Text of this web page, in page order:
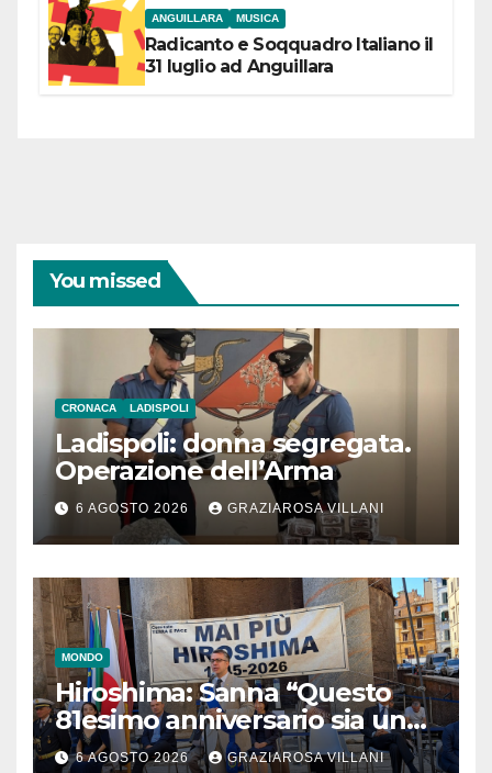
ANGUILLARA MUSICA
Radicanto e Soqquadro Italiano il
31 luglio ad Anguillara
You missed
CRONACA LADISPOLI
Ladispoli: donna segregata.
Operazione dell’Arma
6 AGOSTO 2026 GRAZIAROSA VILLANI
MONDO
Hiroshima: Sanna “Questo
81esimo anniversario sia un
monito per tutti”
6 AGOSTO 2026 GRAZIAROSA VILLANI